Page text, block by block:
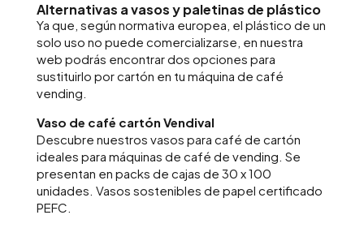
Alternativas a vasos y paletinas de plástico
Ya que, según normativa europea, el plástico de un
solo uso no puede comercializarse, en nuestra
web podrás encontrar dos opciones para
sustituirlo por cartón en tu máquina de café
vending.
Vaso de café cartón Vendival
Descubre nuestros vasos para café de cartón
ideales para máquinas de café de vending. Se
presentan en packs de cajas de 30 x 100
unidades. Vasos sostenibles de papel certificado
PEFC.